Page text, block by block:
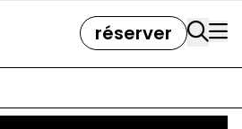
réserver